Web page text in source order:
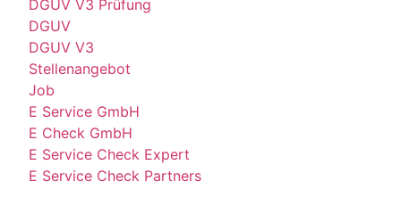
DGUV V3 Prüfung
DGUV
DGUV V3
Stellenangebot
Job
E Service GmbH
E Check GmbH
E Service Check Expert
E Service Check Partners